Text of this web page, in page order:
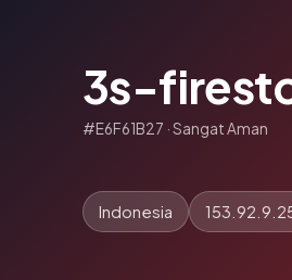
3s-
#E6F61B27 · Sangat Aman
Indonesia